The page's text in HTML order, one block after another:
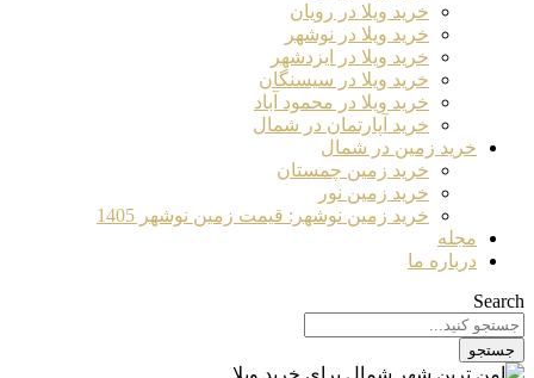
خرید ویلا در رویان
خرید ویلا در نوشهر
خرید ویلا در ایزدشهر
خرید ویلا در سیسنگان
خرید ویلا در محمود آباد
خرید آپارتمان در شمال
خرید زمین در شمال
خرید زمین چمستان
خرید زمین نور
خرید زمین نوشهر: قیمت زمین نوشهر 1405
مجله
درباره ما
Search
جستجو